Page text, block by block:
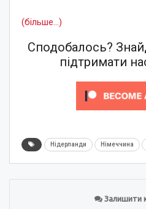
(більше…)
Сподобалось?
підтримати
Нідерланди Німеччина
Залишити